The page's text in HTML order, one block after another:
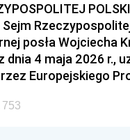
posła Wojciecha
4 maja 2026 r.,
Europejskiego